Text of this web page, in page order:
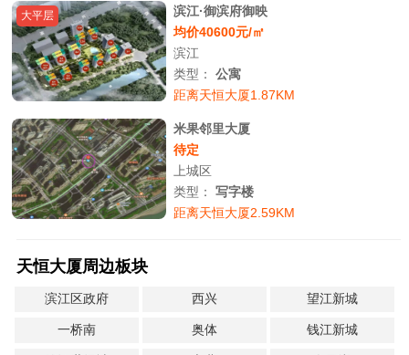
大平层
滨江·御滨府御映
均价40600元/㎡
滨江
类型：公寓
距离天恒大厦1.87KM
米果邻里大厦
待定
上城区
类型：写字楼
距离天恒大厦2.59KM
天恒大厦周边板块
滨江区政府 西兴 望江新城
一桥南 奥体 钱江新城